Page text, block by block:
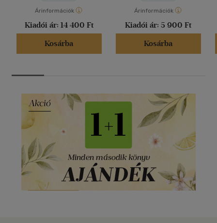
Árinformációk
Kiadói ár: 14 400 Ft
Kosárba
Árinformációk
Kiadói ár: 5 900 Ft
Kosárba